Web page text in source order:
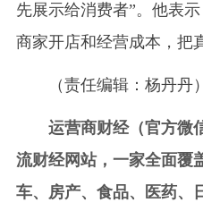
先展示给消费者”。他表
商家开店和经营成本，把
（责任编辑：杨丹丹）
运营商财经（官方
流财经网站，一家全面覆
车、房产、食品、医药、